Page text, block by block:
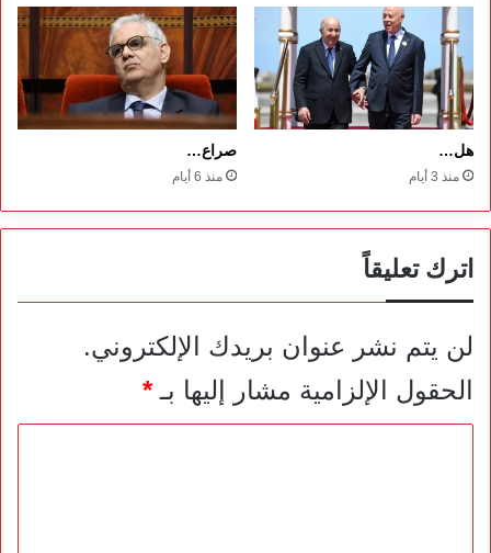
هل…
منذ 3 أيام
صراع…
منذ 6 أيام
اترك تعليقاً
لن يتم نشر عنوان بريدك الإلكتروني.
الحقول الإلزامية مشار إليها بـ*